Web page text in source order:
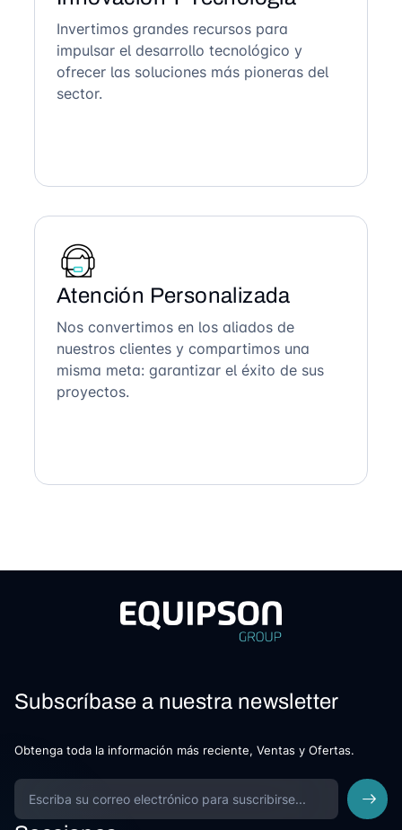
Invertimos grandes recursos para
impulsar el desarrollo tecnológico y
ofrecer las soluciones más pioneras del
sector.
Atención Personalizada
Nos convertimos en los aliados de
nuestros clientes y compartimos una
misma meta: garantizar el éxito de sus
proyectos.
Subscríbase a nuestra newsletter
Obtenga toda la información más reciente, Ventas y Ofertas.